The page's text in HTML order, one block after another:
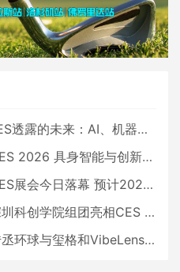
露的未来：AI、机器人与智能生活大爆发
2026 具身智能与创新领域 中国公司大放异彩
展会今日落幕 预计2026行业收入将超五千亿美元
科创学院组团亮相CES 广受好评
环球与玺格和VibeLens共同推出全新耳机